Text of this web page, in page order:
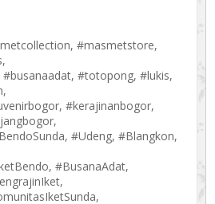
#masmetstore,
#totopong, #lukis,
#kerajinanbogor,
#Udeng, #Blangkon,
#BusanaAdat,